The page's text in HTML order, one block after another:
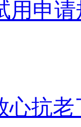
用申
心抗老